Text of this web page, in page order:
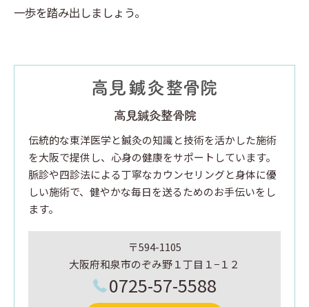
一歩を踏み出しましょう。
高見鍼灸整骨院
伝統的な東洋医学と鍼灸の知識と技術を活かした施術
を大阪で提供し、心身の健康をサポートしています。
脈診や四診法による丁寧なカウンセリングと身体に優
しい施術で、健やかな毎日を送るためのお手伝いをし
ます。
〒594-1105
大阪府和泉市のぞみ野１丁目１−１２
0725-57-5588